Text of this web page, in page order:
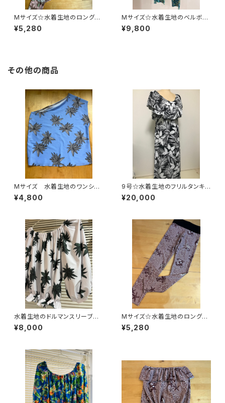
Mサイズ☆水着生地のロングレ
ギンス
¥5,280
Mサイズ☆水着生地のベルボト
ム
¥9,800
その他の商品
Mサイズ 水着生地のワンショ
ルダートップス
¥4,800
9号☆水着生地のフリルタンキニ
型マキシドレス
¥20,000
水着生地のドルマンスリーブトッ
プス
¥8,000
Mサイズ☆水着生地のロングレ
ギンス
¥5,280